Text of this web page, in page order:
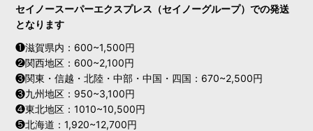
セイノースーパーエクスプレス（セイノーグループ）での発送
となります
❶滋賀県内：600~1,500円
❷関西地区：600~2,100円
❸関東・信越・北陸・中部・中国・四国：670~2,500円
❸九州地区：950~3,100円
❹東北地区：1010~10,500円
❺北海道：1,920~12,700円